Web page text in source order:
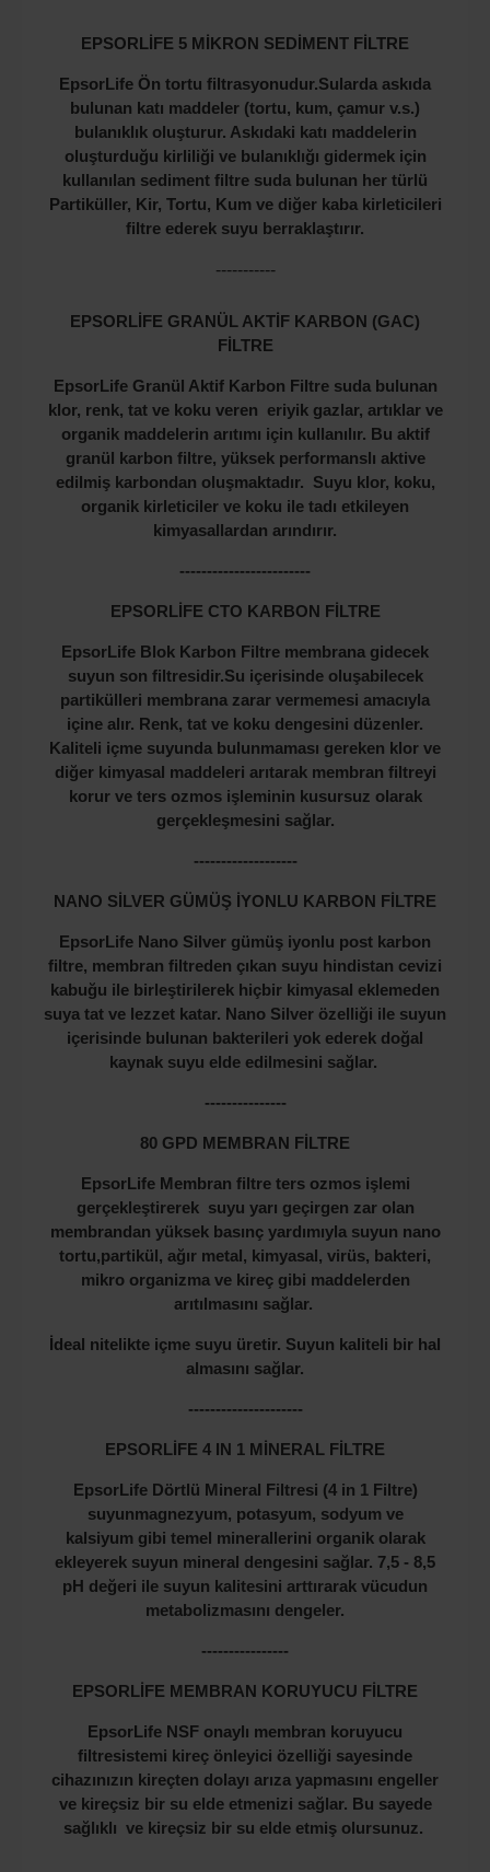
EPSORLİFE 5 MİKRON SEDİMENT FİLTRE
EpsorLife Ön tortu filtrasyonudur.Sularda askıda
bulunan katı maddeler (tortu, kum, çamur v.s.)
bulanıklık oluşturur. Askıdaki katı maddelerin
oluşturduğu kirliliği ve bulanıklığı gidermek için
kullanılan sediment filtre suda bulunan her türlü
Partiküller, Kir, Tortu, Kum ve diğer kaba kirleticileri
filtre ederek suyu berraklaştırır.
-----------
EPSORLİFE GRANÜL AKTİF KARBON (GAC)
FİLTRE
EpsorLife Granül Aktif Karbon Filtre suda bulunan
klor, renk, tat ve koku veren eriyik gazlar, artıklar ve
organik maddelerin arıtımı için kullanılır. Bu aktif
granül karbon filtre, yüksek performanslı aktive
edilmiş karbondan oluşmaktadır. Suyu klor, koku,
organik kirleticiler ve koku ile tadı etkileyen
kimyasallardan arındırır.
------------------------
EPSORLİFE CTO KARBON FİLTRE
EpsorLife Blok Karbon Filtre membrana gidecek
suyun son filtresidir.Su içerisinde oluşabilecek
partikülleri membrana zarar vermemesi amacıyla
içine alır. Renk, tat ve koku dengesini düzenler.
Kaliteli içme suyunda bulunmaması gereken klor ve
diğer kimyasal maddeleri arıtarak membran filtreyi
korur ve ters ozmos işleminin kusursuz olarak
gerçekleşmesini sağlar.
-------------------
NANO SİLVER GÜMÜŞ İYONLU KARBON FİLTRE
EpsorLife Nano Silver gümüş iyonlu post karbon
filtre, membran filtreden çıkan suyu hindistan cevizi
kabuğu ile birleştirilerek hiçbir kimyasal eklemeden
suya tat ve lezzet katar. Nano Silver özelliği ile suyun
içerisinde bulunan bakterileri yok ederek doğal
kaynak suyu elde edilmesini sağlar.
---------------
80 GPD MEMBRAN FİLTRE
EpsorLife Membran filtre ters ozmos işlemi
gerçekleştirerek suyu yarı geçirgen zar olan
membrandan yüksek basınç yardımıyla suyun nano
tortu,partikül, ağır metal, kimyasal, virüs, bakteri,
mikro organizma ve kireç gibi maddelerden
arıtılmasını sağlar.
İdeal nitelikte içme suyu üretir. Suyun kaliteli bir hal
almasını sağlar.
---------------------
EPSORLİFE 4 IN 1 MİNERAL FİLTRE
EpsorLife Dörtlü Mineral Filtresi (4 in 1 Filtre)
suyunmagnezyum, potasyum, sodyum ve
kalsiyum gibi temel minerallerini organik olarak
ekleyerek suyun mineral dengesini sağlar. 7,5 - 8,5
pH değeri ile suyun kalitesini arttırarak vücudun
metabolizmasını dengeler.
----------------
EPSORLİFE MEMBRAN KORUYUCU FİLTRE
EpsorLife NSF onaylı membran koruyucu
filtresistemi kireç önleyici özelliği sayesinde
cihazınızın kireçten dolayı arıza yapmasını engeller
ve kireçsiz bir su elde etmenizi sağlar. Bu sayede
sağlıklı ve kireçsiz bir su elde etmiş olursunuz.